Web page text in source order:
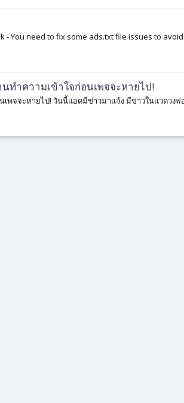
- You need to fix some ads.txt file issues to avoid
ทำความเข้าใจก่อนเพจจะหายไป!
พจจะหายไป! วันนี้แอดมีข่าวมาแจ้ง มีข่าวในแวดวงพ่